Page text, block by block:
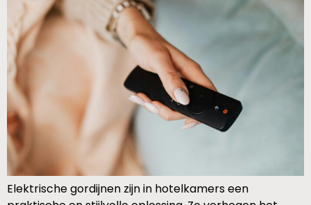
Elektrische gordijnen zijn in hotelkamers een